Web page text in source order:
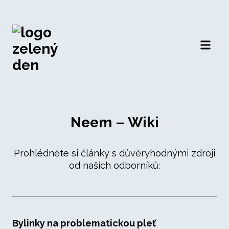
Neem – Wiki
Prohlédněte si články s důvěryhodnými zdroji
od našich odborníků:
Bylinky na problematickou pleť